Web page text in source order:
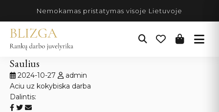
turinio
Nemokamas pristatymas visoje Lietuvoje
Saulius
2024-10-27
admin
Aciu uz kokybiska darba
Dalintis: